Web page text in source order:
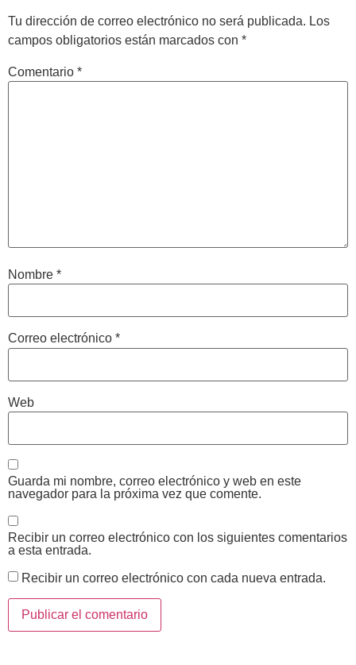
Tu dirección de correo electrónico no será publicada. Los
campos obligatorios están marcados con *
Comentario *
Nombre *
Correo electrónico *
Web
Guarda mi nombre, correo electrónico y web en este
navegador para la próxima vez que comente.
Recibir un correo electrónico con los siguientes comentarios
a esta entrada.
Recibir un correo electrónico con cada nueva entrada.